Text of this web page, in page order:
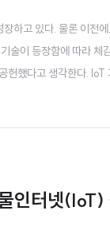
하고 있다. 물론 이전
술이 등장함에 따라
헌했다고 생각한다.
인터넷